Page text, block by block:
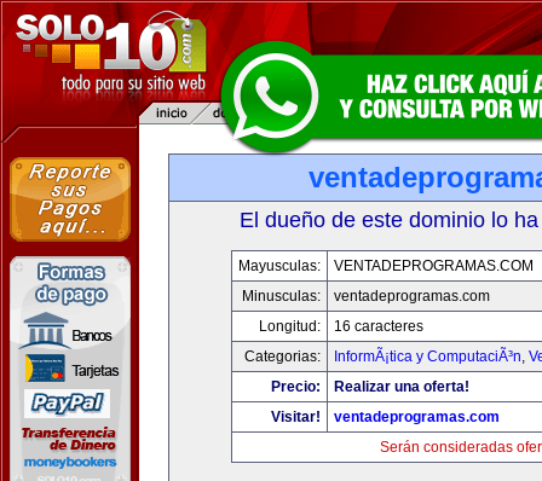
El dueño de este dominio lo
Mayusculas:
VENTADEPROGRAMAS.COM
Minusculas:
ventadeprogramas.com
Longitud:
16 caracteres
Categorias:
InformÃ¡tica y ComputaciÃ³n,
Precio:
Realizar una oferta!
Visitar!
ventadeprogramas.com
Serán consideradas